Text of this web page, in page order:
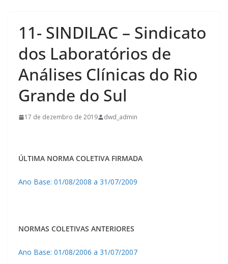
11- SINDILAC – Sindicato
dos Laboratórios de
Análises Clínicas do Rio
Grande do Sul
17 de dezembro de 2019 dwd_admin
ÚLTIMA NORMA COLETIVA FIRMADA
Ano Base: 01/08/2008 a 31/07/2009
NORMAS COLETIVAS ANTERIORES
Ano Base: 01/08/2006 a 31/07/2007